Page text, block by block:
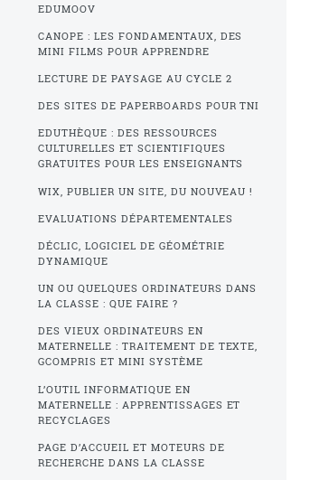
EDUMOOV
CANOPE : LES FONDAMENTAUX, DES
MINI FILMS POUR APPRENDRE
LECTURE DE PAYSAGE AU CYCLE 2
DES SITES DE PAPERBOARDS POUR TNI
EDUTHÈQUE : DES RESSOURCES
CULTURELLES ET SCIENTIFIQUES
GRATUITES POUR LES ENSEIGNANTS
WIX, PUBLIER UN SITE, DU NOUVEAU !
EVALUATIONS DÉPARTEMENTALES
DÉCLIC, LOGICIEL DE GÉOMÉTRIE
DYNAMIQUE
UN OU QUELQUES ORDINATEURS DANS
LA CLASSE : QUE FAIRE ?
DES VIEUX ORDINATEURS EN
MATERNELLE : TRAITEMENT DE TEXTE,
GCOMPRIS ET MINI SYSTÈME
L’OUTIL INFORMATIQUE EN
MATERNELLE : APPRENTISSAGES ET
RECYCLAGES
PAGE D’ACCUEIL ET MOTEURS DE
RECHERCHE DANS LA CLASSE